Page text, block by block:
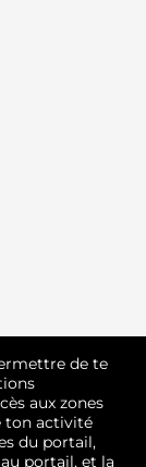
de te
aux zones
ton activité
du portail,
portail, et la
talent